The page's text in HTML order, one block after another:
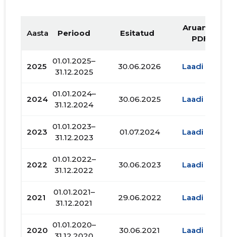
Aasta Periood Esitatud
Aruande
PDF
2025
01.01.2025–
31.12.2025
30.06.2026 Laadi alla
2024
01.01.2024–
31.12.2024
30.06.2025 Laadi alla
2023
01.01.2023–
31.12.2023
01.07.2024 Laadi alla
2022
01.01.2022–
31.12.2022
30.06.2023 Laadi alla
2021
01.01.2021–
31.12.2021
29.06.2022 Laadi alla
2020
01.01.2020–
30.06.2021 Laadi alla